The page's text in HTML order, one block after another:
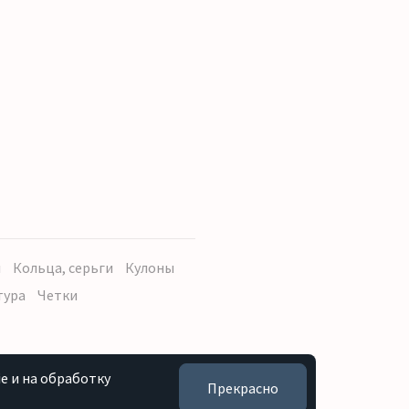
Кольца, серьги
Кулоны
Четки
и на обработку
Прекрасно